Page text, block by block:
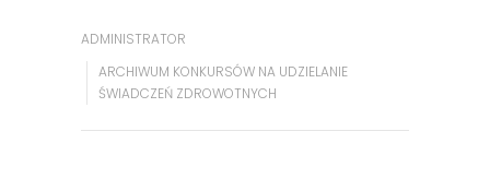
ADMINISTRATOR
ARCHIWUM KONKURSÓW NA UDZIELANIE
ŚWIADCZEŃ ZDROWOTNYCH